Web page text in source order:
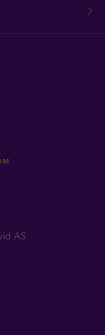
AS